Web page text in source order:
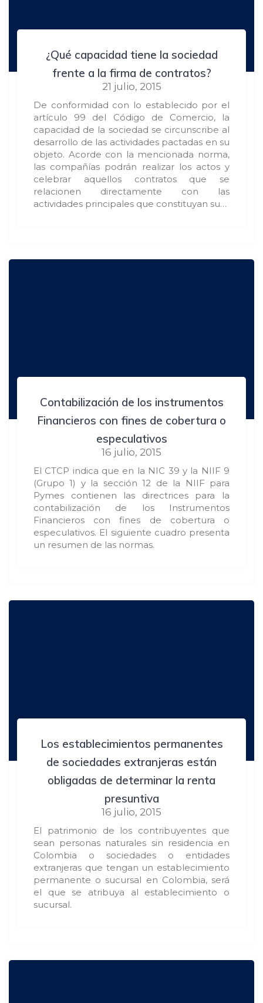
¿Qué capacidad tiene la sociedad
frente a la firma de contratos?
21 julio, 2015
De conformidad con lo establecido por el
artículo 99 del Código de Comercio, la
capacidad de la sociedad se circunscribe al
desarrollo de las actividades pactadas en su
objeto. Acorde con la mencionada norma,
las compañías podrán realizar los actos y
celebrar aquellos contratos que se
relacionen directamente con las
actividades principales que constituyan su…
Contabilización de los instrumentos
Financieros con fines de cobertura o
especulativos
16 julio, 2015
El CTCP indica que en la NIC 39 y la NIIF 9
(Grupo 1) y la sección 12 de la NIIF para
Pymes contienen las directrices para la
contabilización de los Instrumentos
Financieros con fines de cobertura o
especulativos. El siguiente cuadro presenta
un resumen de las normas.
Los establecimientos permanentes
de sociedades extranjeras están
obligadas de determinar la renta
presuntiva
16 julio, 2015
El patrimonio de los contribuyentes que
sean personas naturales sin residencia en
Colombia o sociedades o entidades
extranjeras que tengan un establecimiento
permanente o sucursal en Colombia, será
el que se atribuya al establecimiento o
sucursal.